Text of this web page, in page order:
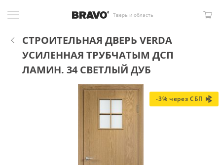
Тверь и область
СТРОИТЕЛЬНАЯ ДВЕРЬ VERDA
УСИЛЕННАЯ ТРУБЧАТЫМ ДСП
ЛАМИН. 34 СВЕТЛЫЙ ДУБ
-3% через СБП